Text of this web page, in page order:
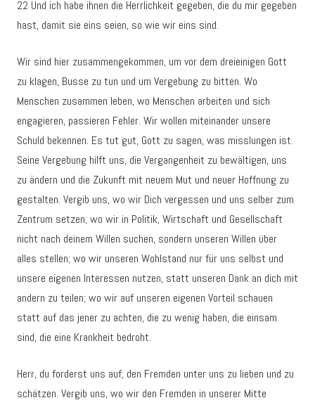
22 Und ich habe ihnen die Herrlichkeit gegeben, die du mir gegeben
hast, damit sie eins seien, so wie wir eins sind.
Wir sind hier zusammengekommen, um vor dem dreieinigen Gott
zu klagen, Busse zu tun und um Vergebung zu bitten. Wo
Menschen zusammen leben, wo Menschen arbeiten und sich
engagieren, passieren Fehler. Wir wollen miteinander unsere
Schuld bekennen. Es tut gut, Gott zu sagen, was misslungen ist.
Seine Vergebung hilft uns, die Vergangenheit zu bewältigen, uns
zu ändern und die Zukunft mit neuem Mut und neuer Hoffnung zu
gestalten. Vergib uns, wo wir Dich vergessen und uns selber zum
Zentrum setzen; wo wir in Politik, Wirtschaft und Gesellschaft
nicht nach deinem Willen suchen, sondern unseren Willen über
alles stellen; wo wir unseren Wohlstand nur für uns selbst und
unsere eigenen Interessen nutzen, statt unseren Dank an dich mit
andern zu teilen; wo wir auf unseren eigenen Vorteil schauen
statt auf das jener zu achten, die zu wenig haben, die einsam
sind, die eine Krankheit bedroht.
Herr, du forderst uns auf, den Fremden unter uns zu lieben und zu
schätzen. Vergib uns, wo wir den Fremden in unserer Mitte